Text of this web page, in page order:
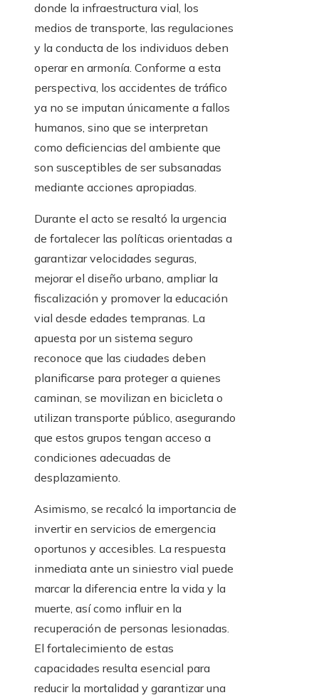
donde la infraestructura vial, los
medios de transporte, las regulaciones
y la conducta de los individuos deben
operar en armonía. Conforme a esta
perspectiva, los accidentes de tráfico
ya no se imputan únicamente a fallos
humanos, sino que se interpretan
como deficiencias del ambiente que
son susceptibles de ser subsanadas
mediante acciones apropiadas.
Durante el acto se resaltó la urgencia
de fortalecer las políticas orientadas a
garantizar velocidades seguras,
mejorar el diseño urbano, ampliar la
fiscalización y promover la educación
vial desde edades tempranas. La
apuesta por un sistema seguro
reconoce que las ciudades deben
planificarse para proteger a quienes
caminan, se movilizan en bicicleta o
utilizan transporte público, asegurando
que estos grupos tengan acceso a
condiciones adecuadas de
desplazamiento.
Asimismo, se recalcó la importancia de
invertir en servicios de emergencia
oportunos y accesibles. La respuesta
inmediata ante un siniestro vial puede
marcar la diferencia entre la vida y la
muerte, así como influir en la
recuperación de personas lesionadas.
El fortalecimiento de estas
capacidades resulta esencial para
reducir la mortalidad y garantizar una